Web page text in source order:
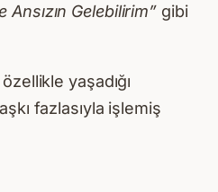
Gelebilirim” gibi
yaşadığı
fazlasıyla işlemiş